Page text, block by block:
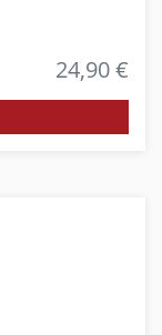
24,90 €